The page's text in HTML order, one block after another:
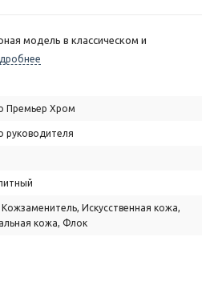
модель в классическом и
Премьер Хром
руководителя
Кожзаменитель, Искусственная кожа,
кожа, Флок